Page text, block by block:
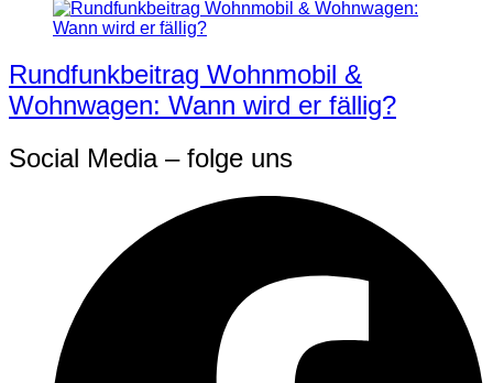
Rundfunkbeitrag Wohnmobil &
Wohnwagen: Wann wird er fällig?
Social Media – folge uns